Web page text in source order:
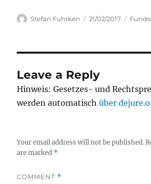
Author
Stefan Fuhrken
Posted
21/02/2017
Leave a Reply
Hinweis: Gesetzes- und
werden automatischüber
Your email address will not be published.
are marked *
COMMENT *